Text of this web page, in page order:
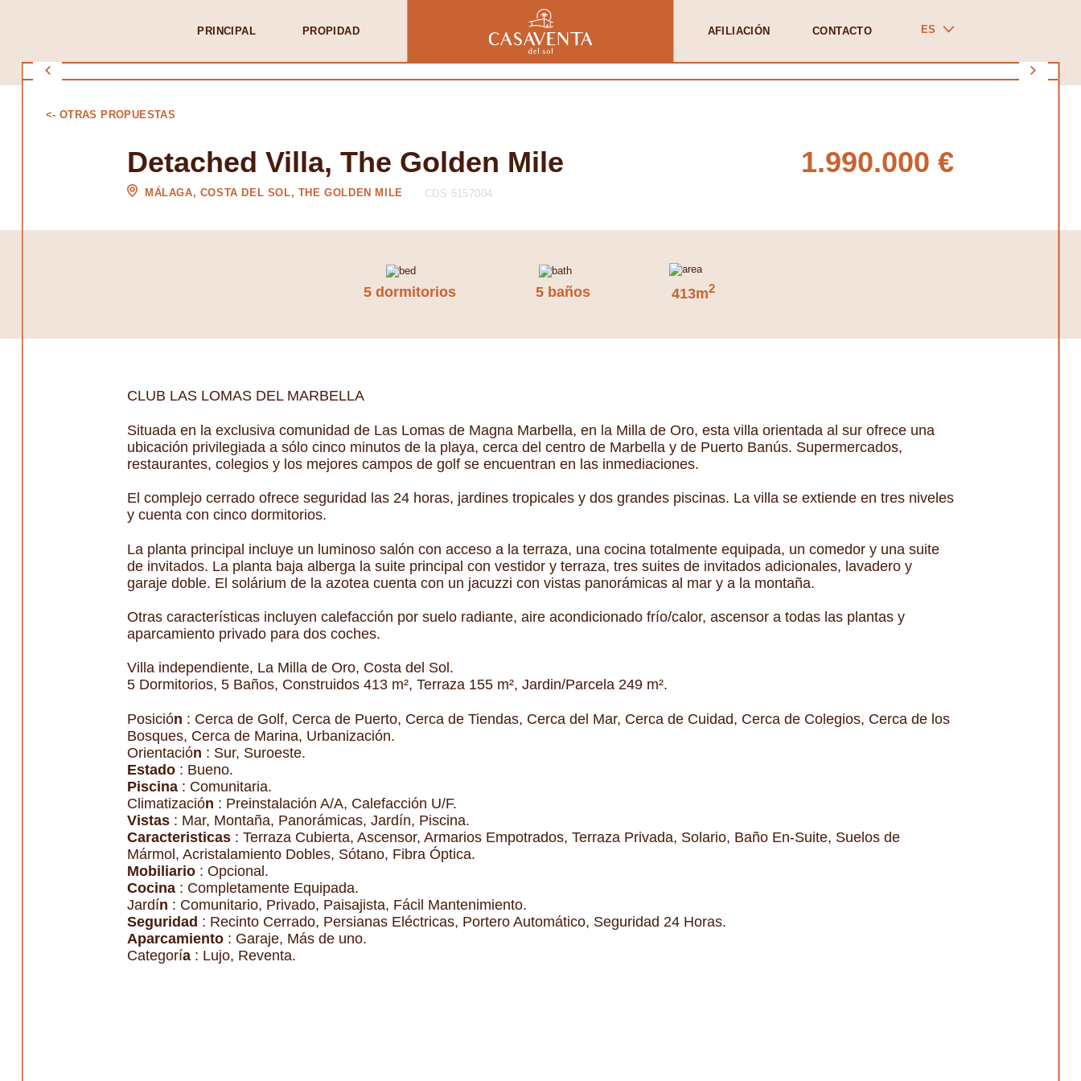
PRINCIPAL PROPIDAD AFILIACIÓN CONTACTO ES
<- OTRAS PROPUESTAS
Detached Villa, The Golden Mile
MÁLAGA, COSTA DEL SOL, THE GOLDEN MILE CDS 5157004
1.990.000 €
5 dormitorios 5 baños 413m2
CLUB LAS LOMAS DEL MARBELLA
Situada en la exclusiva comunidad de Las Lomas de Magna Marbella, en la Milla de Oro, esta villa orientada al sur ofrece una
ubicación privilegiada a sólo cinco minutos de la playa, cerca del centro de Marbella y de Puerto Banús. Supermercados,
restaurantes, colegios y los mejores campos de golf se encuentran en las inmediaciones.
El complejo cerrado ofrece seguridad las 24 horas, jardines tropicales y dos grandes piscinas. La villa se extiende en tres niveles
y cuenta con cinco dormitorios.
La planta principal incluye un luminoso salón con acceso a la terraza, una cocina totalmente equipada, un comedor y una suite
de invitados. La planta baja alberga la suite principal con vestidor y terraza, tres suites de invitados adicionales, lavadero y
garaje doble. El solárium de la azotea cuenta con un jacuzzi con vistas panorámicas al mar y a la montaña.
Otras características incluyen calefacción por suelo radiante, aire acondicionado frío/calor, ascensor a todas las plantas y
aparcamiento privado para dos coches.
Villa independiente, La Milla de Oro, Costa del Sol.
5 Dormitorios, 5 Baños, Construidos 413 m², Terraza 155 m², Jardin/Parcela 249 m².
Posición : Cerca de Golf, Cerca de Puerto, Cerca de Tiendas, Cerca del Mar, Cerca de Cuidad, Cerca de Colegios, Cerca de los
Bosques, Cerca de Marina, Urbanización.
Orientación : Sur, Suroeste.
Estado: Bueno.
Piscina: Comunitaria.
Climatización : Preinstalación A/A, Calefacción U/F.
Vistas: Mar, Montaña, Panorámicas, Jardín, Piscina.
Caracteristicas: Terraza Cubierta, Ascensor, Armarios Empotrados, Terraza Privada, Solario, Baño En-Suite, Suelos de
Mármol, Acristalamiento Dobles, Sótano, Fibra Óptica.
Mobiliario: Opcional.
Cocina: Completamente Equipada.
Jardín : Comunitario, Privado, Paisajista, Fácil Mantenimiento.
Seguridad : Recinto Cerrado, Persianas Eléctricas, Portero Automático, Seguridad 24 Horas.
Aparcamiento: Garaje, Más de uno.
Categoría: Lujo, Reventa.